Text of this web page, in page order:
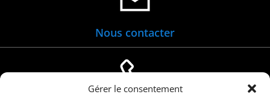
Gérer le consentement
Nous contacter